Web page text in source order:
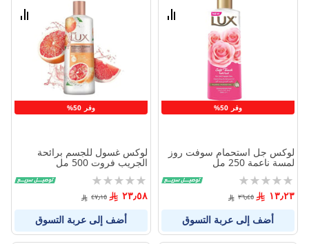
وفر 50%
قارن
لوكس جل استحمام سوفت روز
لمسة ناعمة 250 مل
Rating:
0%
١٣٫٢٣ ٢٦٫٤٥
أضف إلى عربة التسوق
وفر 50%
قارن
لوكس غسول للجسم برائحة
الجريب فروت 500 مل
Rating:
0%
٢٣٫٥٨ ٤٧٫١٥
أضف إلى عربة التسوق